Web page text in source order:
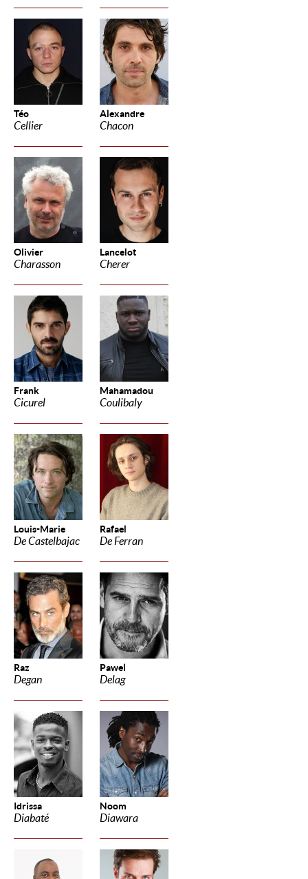
Téo
Cellier
Alexandre
Chacon
Olivier
Charasson
Lancelot
Cherer
Frank
Cicurel
Mahamadou
Coulibaly
Louis-Marie
De Castelbajac
Rafael
De Ferran
Raz
Degan
Pawel
Delag
Idrissa
Diabaté
Noom
Diawara